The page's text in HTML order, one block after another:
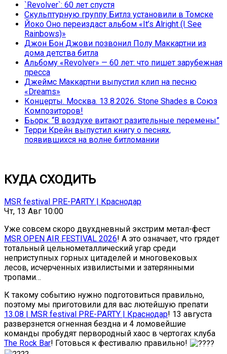
`Revolver`: 60 лет спустя
Скульптурную группу Битлз установили в Томске
Йоко Оно переиздаст альбом «It’s Alright (I See
Rainbows)»
Джон Бон Джови позвонил Полу Маккартни из
дома детства битла
Альбому «Revolver» — 60 лет: что пишет зарубежная
пресса
Джеймс Маккартни выпустил клип на песню
«Dreams»
Концерты. Москва. 13.8.2026. Stone Shades в Союз
Композиторов!
Бьорк: “В воздухе витают разительные перемены”
Терри Крейн выпустил книгу о песнях,
появившихся на волне битломании
КУДА СХОДИТЬ
MSR festival PRE-PARTY | Краснодар
Чт, 13 Авг 10:00
Уже совсем скоро двухдневный экстрим метал-фест
MSR OPEN AIR FESTIVAL 2026! А это означает, что грядет
тотальный цельнометаллический угар среди
неприступных горных цитаделей и многовековых
лесов, исчерченных извилистыми и затерянными
тропами…
К такому событию нужно подготовиться правильно,
поэтому мы приготовили для вас лютейшую препати
13.08 | MSR festival PRE-PARTY | Краснодар! 13 августа
разверзнется огненная бездна и 4 ломовейшие
команды пробудят первородный хаос в чертогах клуба
The Rock Bar! Готовься к фестивалю правильно!